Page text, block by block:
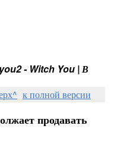
- Witch You | В
к полной версии
продавать